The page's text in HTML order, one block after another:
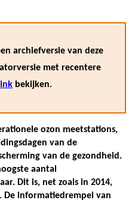
archiefversie van deze
met recentere
link bekijken.
ozon meetstations,
van de
van de gezondheid.
aantal
Dit is, net zoals in 2014,
De informatiedrempel van